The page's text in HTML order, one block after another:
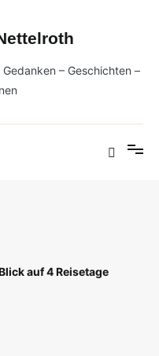
– Geschichten –
auf 4 Reisetage